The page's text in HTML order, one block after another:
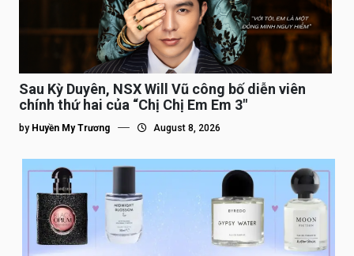
Sau Kỳ Duyên, NSX Will Vũ công bố diễn viên
chính thứ hai của “Chị Chị Em Em 3″
by Huyền My Trương August 8, 2026